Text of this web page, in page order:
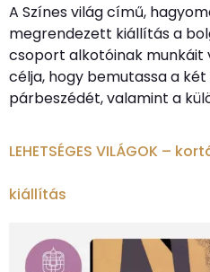
A Színes világ című,
megrendezett kiállítás a
csoport alkotóinak munkáit
célja, hogy bemutassa a
párbeszédét, valamint a
LEHETSÉGES VILÁGOK –
kiállítás